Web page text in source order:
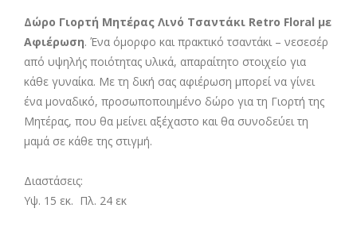
Δώρο Γιορτή Μητέρας Λινό Τσαντάκι Retro Floral με
Αφιέρωση. Ένα όμορφο και πρακτικό τσαντάκι – νεσεσέρ
από υψηλής ποιότητας υλικά, απαραίτητο στοιχείο για
κάθε γυναίκα. Με τη δική σας αφιέρωση μπορεί να γίνει
ένα μοναδικό, προσωποποιημένο δώρο για τη Γιορτή της
Μητέρας, που θα μείνει αξέχαστο και θα συνοδεύει τη
μαμά σε κάθε της στιγμή.
Διαστάσεις:
Υψ. 15 εκ. Πλ. 24 εκ